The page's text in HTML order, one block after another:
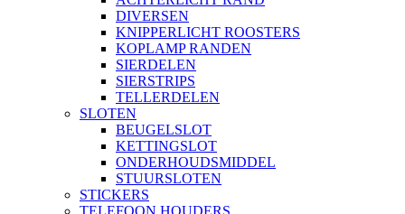
DIVERSEN
KNIPPERLICHT ROOSTERS
KOPLAMP RANDEN
SIERDELEN
SIERSTRIPS
TELLERDELEN
SLOTEN
BEUGELSLOT
KETTINGSLOT
ONDERHOUDSMIDDEL
STUURSLOTEN
STICKERS